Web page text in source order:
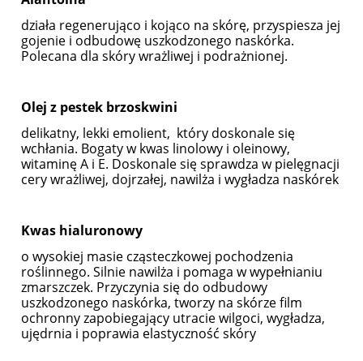
działa regenerująco i kojąco na skórę, przyspiesza jej
gojenie i odbudowę uszkodzonego naskórka.
Polecana dla skóry wrażliwej i podrażnionej.
Olej z pestek brzoskwini
delikatny, lekki emolient, który doskonale się
wchłania. Bogaty w kwas linolowy i oleinowy,
witaminę A i E. Doskonale się sprawdza w pielęgnacji
cery wrażliwej, dojrzałej, nawilża i wygładza naskórek
Kwas hialuronowy
o wysokiej masie cząsteczkowej pochodzenia
roślinnego. Silnie nawilża i pomaga w wypełnianiu
zmarszczek. Przyczynia się do odbudowy
uszkodzonego naskórka, tworzy na skórze film
ochronny zapobiegający utracie wilgoci, wygładza,
ujędrnia i poprawia elastyczność skóry